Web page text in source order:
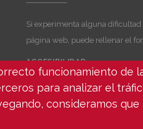
Si experimenta alguna
página web, puede rellenar el
User
account
menu
ACCESIBILIDAD
-
funcionamiento de
para analizar el
consideramos que